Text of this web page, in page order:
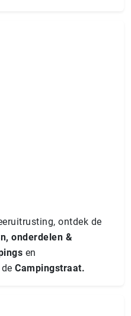
ontdek de
onderdelen &
en
Campingstraat.